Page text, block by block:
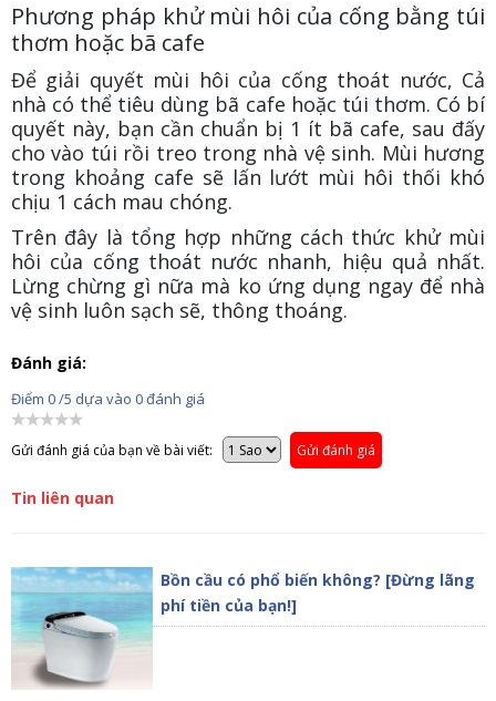
Phương pháp khử mùi hôi của cống bằng túi
thơm hoặc bã cafe
Để giải quyết mùi hôi của cống thoát nước, Cả
nhà có thể tiêu dùng bã cafe hoặc túi thơm. Có bí
quyết này, bạn cần chuẩn bị 1 ít bã cafe, sau đấy
cho vào túi rồi treo trong nhà vệ sinh. Mùi hương
trong khoảng cafe sẽ lấn lướt mùi hôi thối khó
chịu 1 cách mau chóng.
Trên đây là tổng hợp những cách thức khử mùi
hôi của cống thoát nước nhanh, hiệu quả nhất.
Lừng chừng gì nữa mà ko ứng dụng ngay để nhà
vệ sinh luôn sạch sẽ, thông thoáng.
Đánh giá:
Điểm 0/5 dựa vào 0đánh giá
Gửi đánh giá của bạn về bài viết: Gửi đánh giá
Tin liên quan
Bồn cầu có phổ biến không? [Đừng lãng
phí tiền của bạn!]